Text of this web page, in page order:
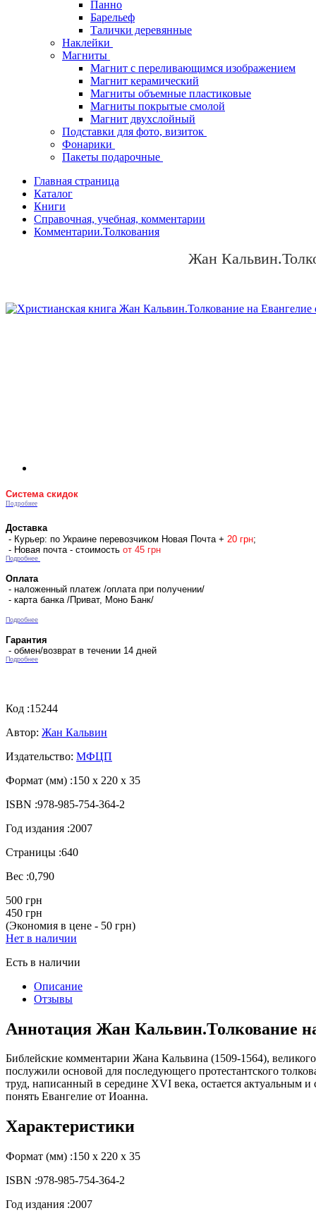
Панно
Барельеф
Талички деревянные
Наклейки
Магниты
Магнит с переливающимся изображением
Магнит керамический
Магниты объемные пластиковые
Магниты покрытые смолой
Магнит двухслойный
Подставки для фото, визиток
Фонарики
Пакеты подарочные
Главная страница
Каталог
Книги
Справочная, учебная, комментарии
Комментарии.Толкования
Жан
Система скидок
Подробнее
Доставка
- Курьер: по Украине перевозчиком Новая Почта + 20 грн;
- Новая почта - стоимость от 45 грн
Подробнее
Оплата
- наложенный платеж /оплата при получении/
- карта банка /Приват, Моно Банк/
Подробнее
Гарантия
- обмен/возврат в течении 14 дней
Подробнее
Код :15244
Автор: Жан Кальвин
Издательство: МФЦП
Формат (мм) :150 х 220 х 35
ISBN :978-985-754-364-2
Год издания :2007
Страницы :640
Вес :0,790
500 грн
450 грн
(Экономия в цене - 50 грн)
Нет в наличии
Есть в наличии
Описание
Отзывы
Аннотация Жан Кальвин.Толкование
Библейские комментарии Жана Кальвина (1509-1564),
послужили основой для последующего протестантского
труд, написанный в середине XVI века, остается актуальным
понять Евангелие от Иоанна.
Характеристики
Формат (мм) :150 х 220 х 35
ISBN :978-985-754-364-2
Год издания :2007